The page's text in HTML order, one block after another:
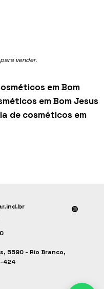
vender.
em Bom
em Bom Jesus
de cosméticos em
5590 - Rio Branco,
424